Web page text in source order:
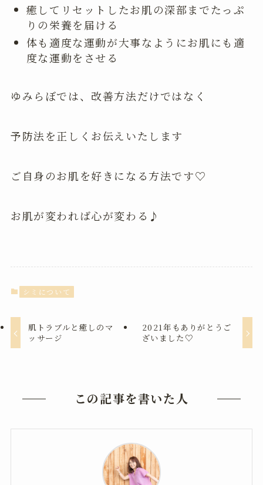
癒してリセットしたお肌の深部までたっぷ
りの栄養を届ける
体も適度な運動が大事なようにお肌にも適
度な運動をさせる
ゆみらぼでは、改善方法だけではなく
予防法を正しくお伝えいたします
ご自身のお肌を好きになる方法です♡
お肌が変われば心が変わる♪
シミについて
肌トラブルと癒しのマ
ッサージ
2021年もありがとうご
ざいました♡
この記事を書いた人